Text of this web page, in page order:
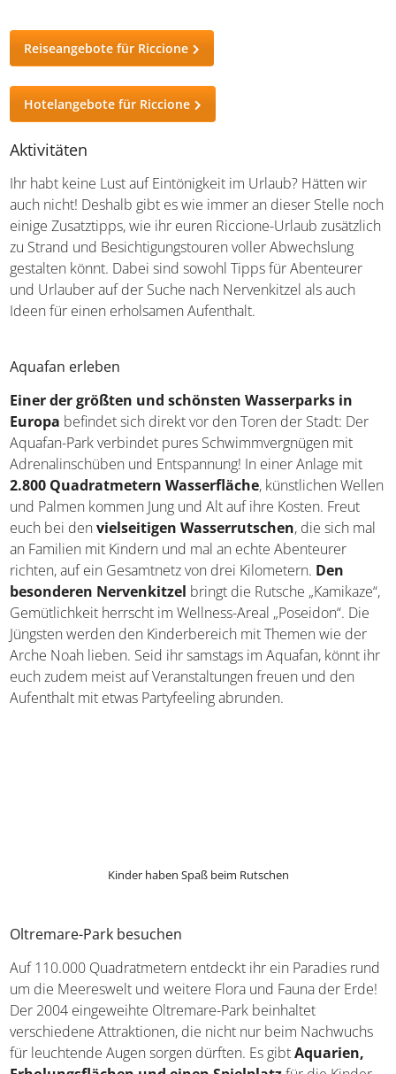
Reiseangebote für Riccione
Hotelangebote für Riccione
Aktivitäten
Ihr habt keine Lust auf Eintönigkeit im Urlaub? Hätten wir
auch nicht! Deshalb gibt es wie immer an dieser Stelle noch
einige Zusatztipps, wie ihr euren Riccione-Urlaub zusätzlich
zu Strand und Besichtigungstouren voller Abwechslung
gestalten könnt. Dabei sind sowohl Tipps für Abenteurer
und Urlauber auf der Suche nach Nervenkitzel als auch
Ideen für einen erholsamen Aufenthalt.
Aquafan erleben
Einer der größten und schönsten Wasserparks in
Europa befindet sich direkt vor den Toren der Stadt: Der
Aquafan-Park verbindet pures Schwimmvergnügen mit
Adrenalinschüben und Entspannung! In einer Anlage mit
2.800 Quadratmetern Wasserfläche, künstlichen Wellen
und Palmen kommen Jung und Alt auf ihre Kosten. Freut
euch bei denvielseitigen Wasserrutschen, die sich mal
an Familien mit Kindern und mal an echte Abenteurer
richten, auf ein Gesamtnetz von drei Kilometern. Den
besonderen Nervenkitzel bringt die Rutsche „Kamikaze“,
Gemütlichkeit herrscht im Wellness-Areal „Poseidon“. Die
Jüngsten werden den Kinderbereich mit Themen wie der
Arche Noah lieben. Seid ihr samstags im Aquafan, könnt ihr
euch zudem meist auf Veranstaltungen freuen und den
Aufenthalt mit etwas Partyfeeling abrunden.
Kinder haben Spaß beim Rutschen
Oltremare-Park besuchen